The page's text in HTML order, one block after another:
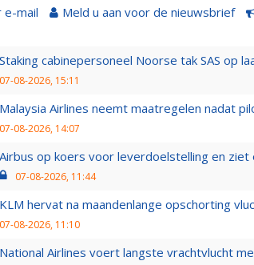
e-mail Meld u aan voor de nieuwsbrief
Staking cabinepersoneel Noorse tak SAS op
07-08-2026, 15:11
Malaysia Airlines neemt maatregelen nadat
07-08-2026, 14:07
Airbus op koers voor leverdoelstelling en
07-08-2026, 11:44
KLM hervat na maandenlange opschorting
07-08-2026, 11:10
National Airlines voert langste vrachtvlucht